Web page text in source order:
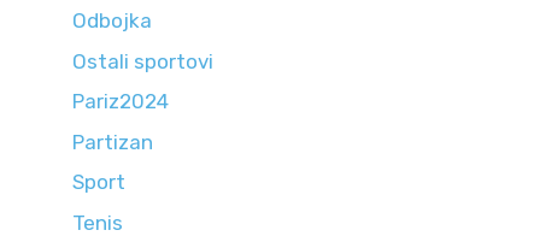
Odbojka
Ostali sportovi
Pariz2024
Partizan
Sport
Tenis